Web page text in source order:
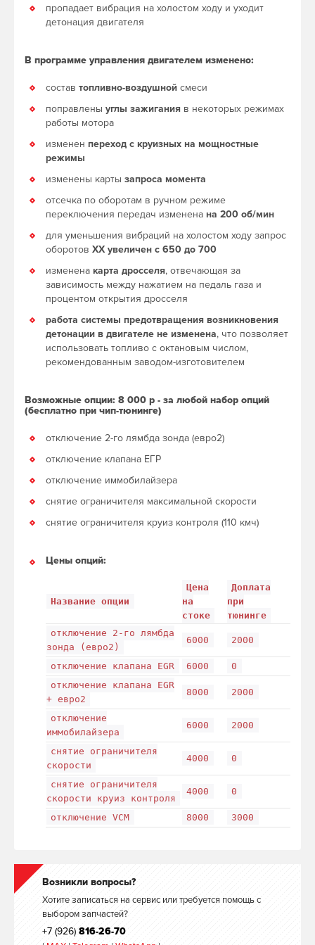
пропадает вибрация на холостом ходу и уходит
детонация двигателя
В программе управления двигателем изменено:
состав топливно-воздушной смеси
поправлены углы зажигания в некоторых режимах
работы мотора
изменен переход с круизных на мощностные
режимы
изменены карты запроса момента
отсечка по оборотам в ручном режиме
переключения передач изменена на 200 об/мин
для уменьшения вибраций на холостом ходу запрос
оборотов ХХ увеличен с 650 до 700
изменена карта дросселя, отвечающая за
зависимость между нажатием на педаль газа и
процентом открытия дросселя
работа системы предотвращения возникновения
детонации в двигателе не изменена, что позволяет
использовать топливо с октановым числом,
рекомендованным заводом-изготовителем
Возможные опции: 8 000 р - за любой набор опций
(бесплатно при чип-тюнинге)
отключение 2-го лямбда зонда (евро2)
отключение клапана ЕГР
отключение иммобилайзера
снятие ограничителя максимальной скорости
снятие ограничителя круиз контроля (110 кмч)
Цены опций:
Название опции
Цена
на
стоке
Доплата
при
тюнинге
отключение 2-го лямбда
зонда (евро2)
6000 2000
отключение клапана EGR 6000
0
отключение клапана EGR
+ евро2
8000 2000
отключение
иммобилайзера
6000 2000
снятие ограничителя
скорости
4000 0
снятие ограничителя
скорости круиз контроля
4000 0
отключение VCM 8000 3000
Возникли вопросы?
Хотите записаться на сервис или требуется помощь с
выбором запчастей?
+7 (926) 816-26-70